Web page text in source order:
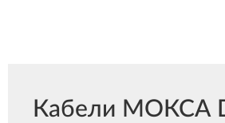
Кабели МОКСА